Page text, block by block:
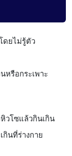
ดยไม่รู้ตัว
หรือกระเพาะ
วโซแล้วกินเกิน
กินที่ร่างกาย